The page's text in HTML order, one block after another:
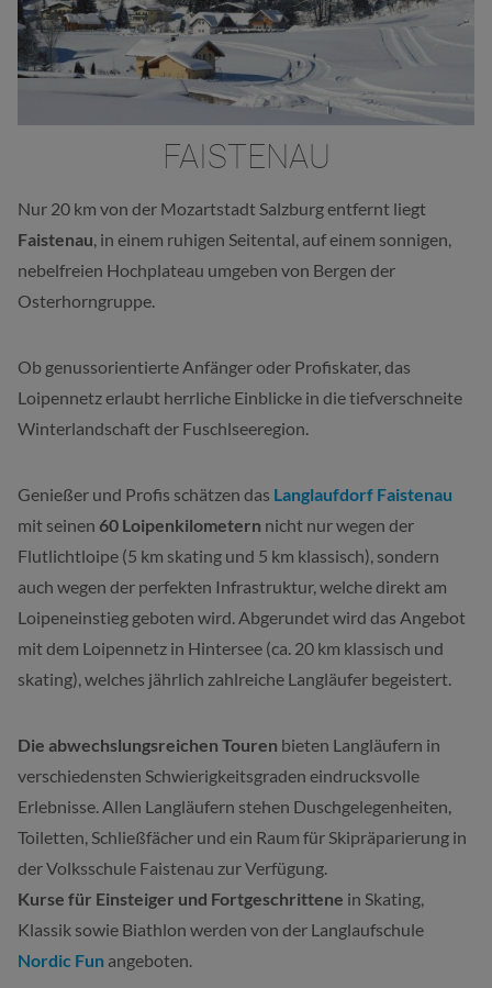
FAISTENAU
Nur 20 km von der Mozartstadt Salzburg entfernt liegt
Faistenau , in einem ruhigen Seitental, auf einem sonnigen,
nebelfreien Hochplateau umgeben von Bergen der
Osterhorngruppe.
Ob genussorientierte Anfänger oder Profiskater, das
Loipennetz erlaubt herrliche Einblicke in die tiefverschneite
Winterlandschaft der Fuschlseeregion.
Genießer und Profis schätzen das Langlaufdorf Faistenau
mit seinen 60 Loipenkilometern nicht nur wegen der
Flutlichtloipe (5 km skating und 5 km klassisch), sondern
auch wegen der perfekten Infrastruktur, welche direkt am
Loipeneinstieg geboten wird. Abgerundet wird das Angebot
mit dem Loipennetz in Hintersee (ca. 20 km klassisch und
skating), welches jährlich zahlreiche Langläufer begeistert.
Die abwechslungsreichen Touren bieten Langläufern in
verschiedensten Schwierigkeitsgraden eindrucksvolle
Erlebnisse. Allen Langläufern stehen Duschgelegenheiten,
Toiletten, Schließfächer und ein Raum für Skipräparierung in
der Volksschule Faistenau zur Verfügung.
Kurse für Einsteiger und Fortgeschrittene in Skating,
Klassik sowie Biathlon werden von der Langlaufschule
Nordic Fun angeboten.